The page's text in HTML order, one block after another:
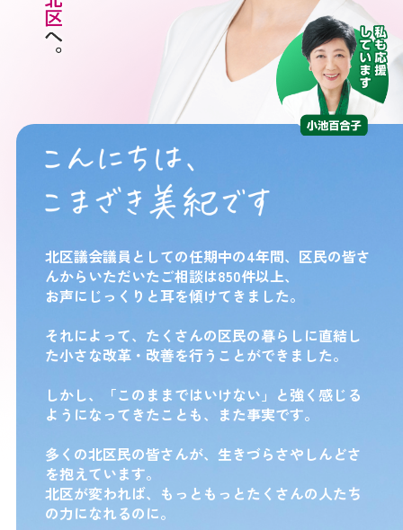
北区議会議員としての任期中の4年間、区民の皆さ
んからいただいたご相談は850件以上、
お声にじっくりと耳を傾けてきました。
それによって、たくさんの区民の暮らしに直結し
た小さな改革・改善を行うことができました。
しかし、「このままではいけない」と強く感じる
ようになってきたことも、また事実です。
多くの北区民の皆さんが、生きづらさやしんどさ
を抱えています。
北区が変われば、もっともっとたくさんの人たち
の力になれるのに。